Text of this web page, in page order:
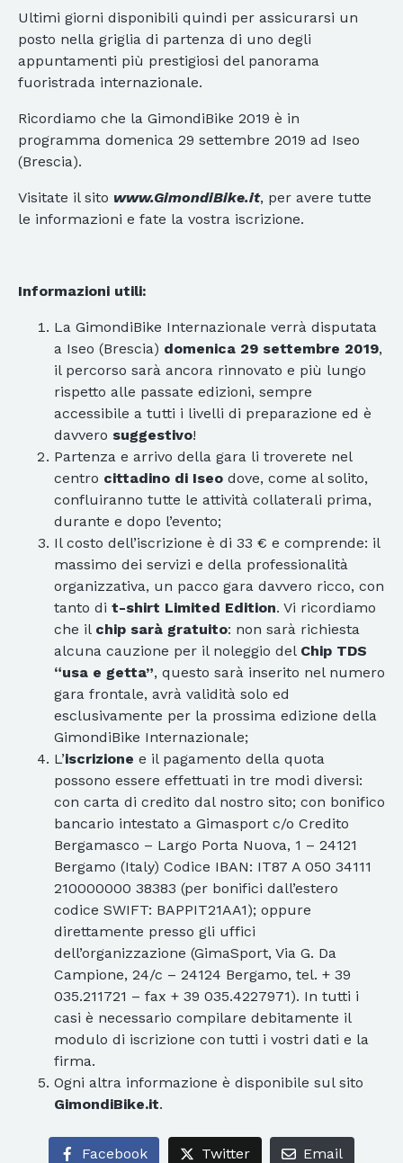
Ultimi giorni disponibili quindi per assicurarsi un
posto nella griglia di partenza di uno degli
appuntamenti più prestigiosi del panorama
fuoristrada internazionale.
Ricordiamo che la GimondiBike 2019 è in
programma domenica 29 settembre 2019 ad Iseo
(Brescia).
Visitate il sito www.GimondiBike.it, per avere tutte
le informazioni e fate la vostra iscrizione.
Informazioni utili:
La GimondiBike Internazionale verrà disputata
a Iseo (Brescia) domenica 29 settembre 2019,
il percorso sarà ancora rinnovato e più lungo
rispetto alle passate edizioni, sempre
accessibile a tutti i livelli di preparazione ed è
davvero suggestivo!
Partenza e arrivo della gara li troverete nel
centro cittadino di Iseo dove, come al solito,
confluiranno tutte le attività collaterali prima,
durante e dopo l’evento;
Il costo dell’iscrizione è di 33 € e comprende: il
massimo dei servizi e della professionalità
organizzativa, un pacco gara davvero ricco, con
tanto di t-shirt Limited Edition. Vi ricordiamo
che il chip sarà gratuito: non sarà richiesta
alcuna cauzione per il noleggio del Chip TDS
“usa e getta”, questo sarà inserito nel numero
gara frontale, avrà validità solo ed
esclusivamente per la prossima edizione della
GimondiBike Internazionale;
L’iscrizione e il pagamento della quota
possono essere effettuati in tre modi diversi:
con carta di credito dal nostro sito; con bonifico
bancario intestato a Gimasport c/o Credito
Bergamasco – Largo Porta Nuova, 1 – 24121
Bergamo (Italy) Codice IBAN: IT87 A 050 34111
210000000 38383 (per bonifici dall’estero
codice SWIFT: BAPPIT21AA1); oppure
direttamente presso gli uffici
dell’organizzazione (GimaSport, Via G. Da
Campione, 24/c – 24124 Bergamo, tel. + 39
035.211721 – fax + 39 035.4227971). In tutti i
casi è necessario compilare debitamente il
modulo di iscrizione con tutti i vostri dati e la
firma.
Ogni altra informazione è disponibile sul sito
GimondiBike.it.
Facebook Twitter Email